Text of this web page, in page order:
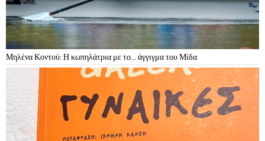
Μηλένα Κοντού: Η κωπηλάτρια με το… άγγιγμα του Μίδα